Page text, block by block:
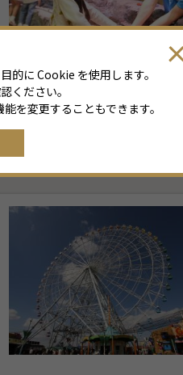
# テーマパーク # 水族館
的に Cookie を使用します。
ください。
を変更することもできます。